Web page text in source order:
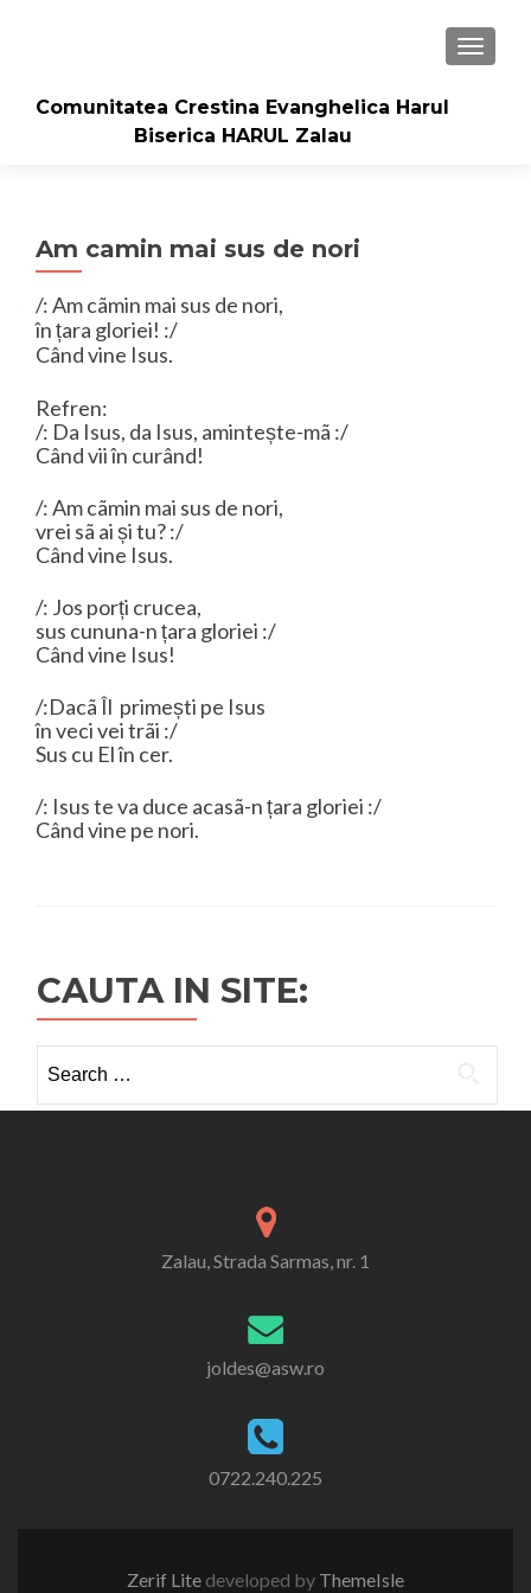
Comunitatea Crestina Evanghelica Harul
Biserica HARUL Zalau
Am camin mai sus de nori
/: Am cãmin mai sus de nori,
în țara gloriei! :/
Când vine Isus.
Refren:
/: Da Isus, da Isus, amintește-mã :/
Când vii în curând!
/: Am cãmin mai sus de nori,
vrei sã ai și tu? :/
Când vine Isus.
/: Jos porți crucea,
sus cununa-n țara gloriei :/
Când vine Isus!
/:Dacã Îl primești pe Isus
în veci vei trãi :/
Sus cu El în cer.
/: Isus te va duce acasã-n țara gloriei :/
Când vine pe nori.
CAUTA IN SITE:
for:
Zalau, Strada Sarmas, nr. 1
joldes@asw.ro
0722.240.225
Zerif Lite developed by ThemeIsle